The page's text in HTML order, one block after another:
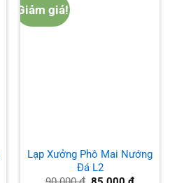
Giảm giá!
Lạp Xưởng Phô Mai Nướng
Đá L2